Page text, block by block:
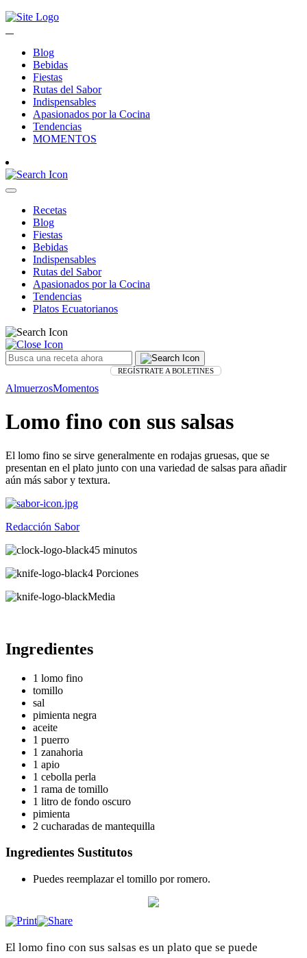
Blog
Bebidas
Fiestas
Rutas del Sabor
Indispensables
Apasionados por la Cocina
Tendencias
MOMENTOS
Recetas
Blog
Fiestas
Bebidas
Indispensables
Rutas del Sabor
Apasionados por la Cocina
Tendencias
Platos Ecuatorianos
REGÍSTRATE A BOLETINES
AlmuerzosMomentos
Lomo fino con sus salsas
El lomo fino se sirve generalmente en rodajas gruesas, que se
presentan en el plato junto con una variedad de salsas para añadir
aún más sabor y textura.
Redacción Sabor
45 minutos
4 Porciones
Media
Ingredientes
1 lomo fino
tomillo
sal
pimienta negra
aceite
1 puerro
1 zanahoria
1 apio
1 cebolla perla
1 rama de tomillo
1 litro de fondo oscuro
pimienta
2 cucharadas de mantequilla
Ingredientes Sustitutos
Puedes reemplazar el tomillo por romero.
El lomo fino con sus salsas es un plato que se puede